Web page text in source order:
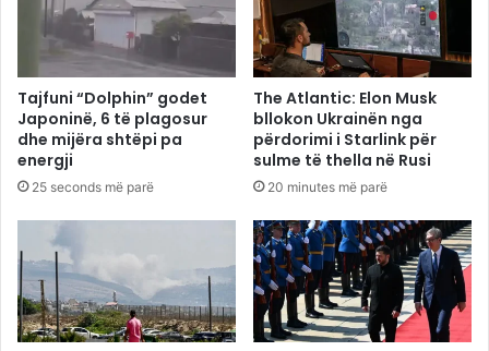
Tajfuni “Dolphin” godet
Japoninë, 6 të plagosur
dhe mijëra shtëpi pa
energji
25 seconds më parë
The Atlantic: Elon Musk
bllokon Ukrainën nga
përdorimi i Starlink për
sulme të thella në Rusi
20 minutes më parë